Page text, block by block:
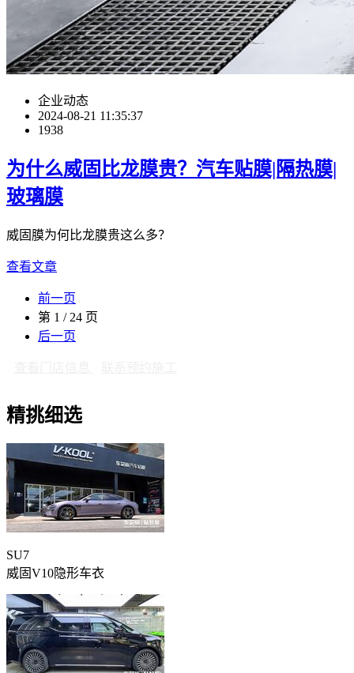
企业动态
2024-08-21 11:35:37
1938
为什么威固比龙膜贵？汽车贴膜|隔热膜|
玻璃膜
威固膜为何比龙膜贵这么多？
查看文章
前一页
第 1 / 24 页
后一页
精挑细选
SU7
威固V10隐形车衣